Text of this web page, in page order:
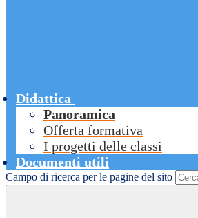
Didattica
Panoramica
Offerta formativa
I progetti delle classi
Documenti utili
Campo di ricerca per le pagine del sito